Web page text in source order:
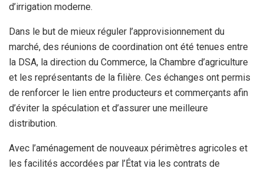
d’irrigation moderne.
Dans le but de mieux réguler l’approvisionnement du
marché, des réunions de coordination ont été tenues entre
la DSA, la direction du Commerce, la Chambre d’agriculture
et les représentants de la filière. Ces échanges ont permis
de renforcer le lien entre producteurs et commerçants afin
d’éviter la spéculation et d’assurer une meilleure
distribution.
Avec l’aménagement de nouveaux périmètres agricoles et
les facilités accordées par l’État via les contrats de